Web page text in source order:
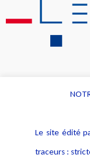
Alerte
Déclaration
Le site édité
traceurs :